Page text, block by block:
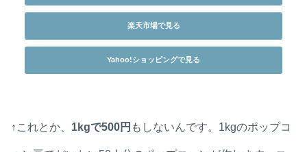
楽天市場で見る
Yahoo!ショッピングで見る
↑これとか、 1kgで500円 もしないんです。1kgのポップコ